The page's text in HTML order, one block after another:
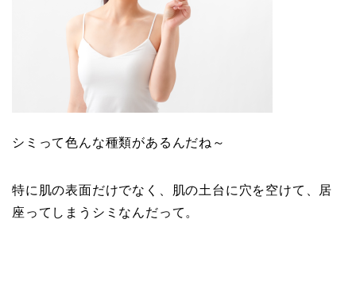
シミって色んな種類があるんだね～
特に肌の表面だけでなく、肌の土台に穴を空けて、居
座ってしまうシミなんだって。